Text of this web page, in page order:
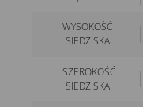
WYSOKOŚĆ
SIEDZISKA
SZEROKOŚĆ
SIEDZISKA